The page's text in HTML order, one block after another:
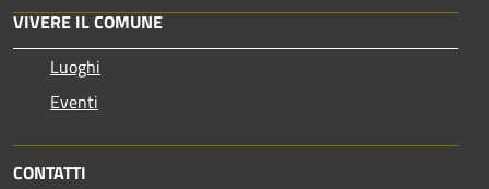
VIVERE IL COMUNE
Luoghi
Eventi
CONTATTI